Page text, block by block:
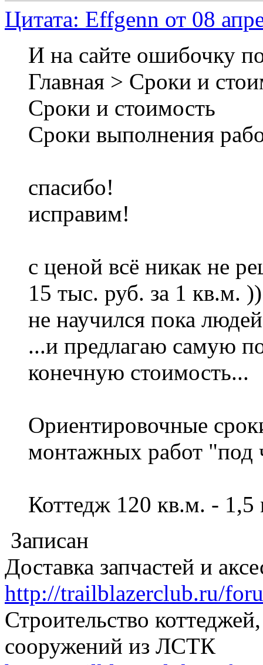
Цитата: Effgenn от 08
И на сайте ошибочку
Главная > Сроки и
Сроки и стоимость
Сроки выполнения
спасибо!
исправим!
с ценой всё никак не
15 тыс. руб. за 1 кв.м. ))
не научился пока
...и предлагаю самую
конечную стоимость...
Ориентировочные
монтажных работ "под
Коттедж 120 кв.м. - 1,5
Записан
Доставка запчастей и
http://trailblazerclub.ru/
Строительство
сооружений из ЛСТК